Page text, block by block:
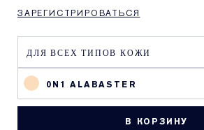
ЗАРЕГИСТРИРОВАТЬСЯ
0N1 ALABASTER
В КОРЗИНУ